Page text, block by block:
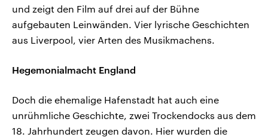
und zeigt den Film auf drei auf der Bühne
aufgebauten Leinwänden. Vier lyrische Geschichten
aus Liverpool, vier Arten des Musikmachens.
Hegemonialmacht England
Doch die ehemalige Hafenstadt hat auch eine
unrühmliche Geschichte, zwei Trockendocks aus dem
18. Jahrhundert zeugen davon. Hier wurden die